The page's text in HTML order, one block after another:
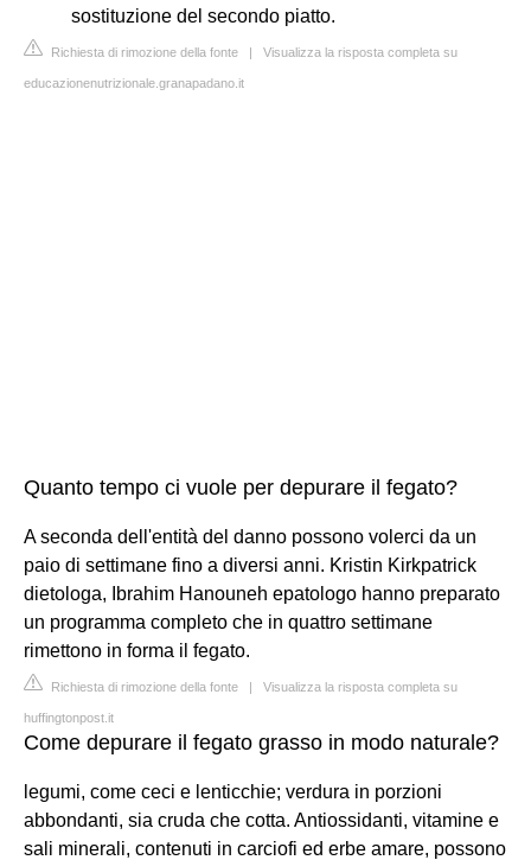
sostituzione del secondo piatto.
Richiesta di rimozione della fonte | Visualizza la risposta completa su
educazionenutrizionale.granapadano.it
Quanto tempo ci vuole per depurare il fegato?
A seconda dell'entità del danno possono volerci da un
paio di settimane fino a diversi anni. Kristin Kirkpatrick
dietologa, Ibrahim Hanouneh epatologo hanno preparato
un programma completo che in quattro settimane
rimettono in forma il fegato.
Richiesta di rimozione della fonte | Visualizza la risposta completa su
huffingtonpost.it
Come depurare il fegato grasso in modo naturale?
legumi, come ceci e lenticchie; verdura in porzioni
abbondanti, sia cruda che cotta. Antiossidanti, vitamine e
sali minerali, contenuti in carciofi ed erbe amare, possono